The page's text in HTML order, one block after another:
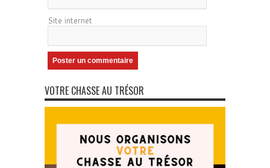
Site internet
VOTRE CHASSE AU TRÉSOR